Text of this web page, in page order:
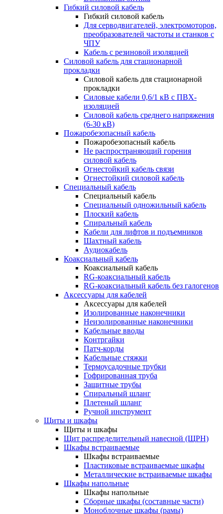
Гибкий силовой кабель
Гибкий силовой кабель
Для серводвигателей, электромоторов,
преобразователей частоты и станков с
ЧПУ
Кабель с резиновой изоляцией
Силовой кабель для стационарной
прокладки
Силовой кабель для стационарной
прокладки
Силовые кабели 0,6/1 кВ с ПВХ-
изоляцией
Силовой кабель среднего напряжения
(6-30 кВ)
Пожаробезопасный кабель
Пожаробезопасный кабель
Не распространяющий горения
силовой кабель
Огнестойкий кабель связи
Огнестойкий силовой кабель
Специальный кабель
Специальный кабель
Специальный одножильный кабель
Плоский кабель
Спиральный кабель
Кабели для лифтов и подъемников
Шахтный кабель
Аудиокабель
Коаксиальный кабель
Коаксиальный кабель
RG-коаксиальный кабель
RG-коаксиальный кабель без галогенов
Аксессуары для кабелей
Аксессуары для кабелей
Изолированные наконечники
Неизолированные наконечники
Кабельные вводы
Контргайки
Патч-корды
Кабельные стяжки
Термоусадочные трубки
Гофрированная труба
Защитные трубы
Спиральный шланг
Плетеный шланг
Ручной инструмент
Щиты и шкафы
Щиты и шкафы
Щит распределительный навесной (ЩРН)
Шкафы встраиваемые
Шкафы встраиваемые
Пластиковые встраиваемые шкафы
Металлические встраиваемые шкафы
Шкафы напольные
Шкафы напольные
Сборные шкафы (составные части)
Моноблочные шкафы (рамы)